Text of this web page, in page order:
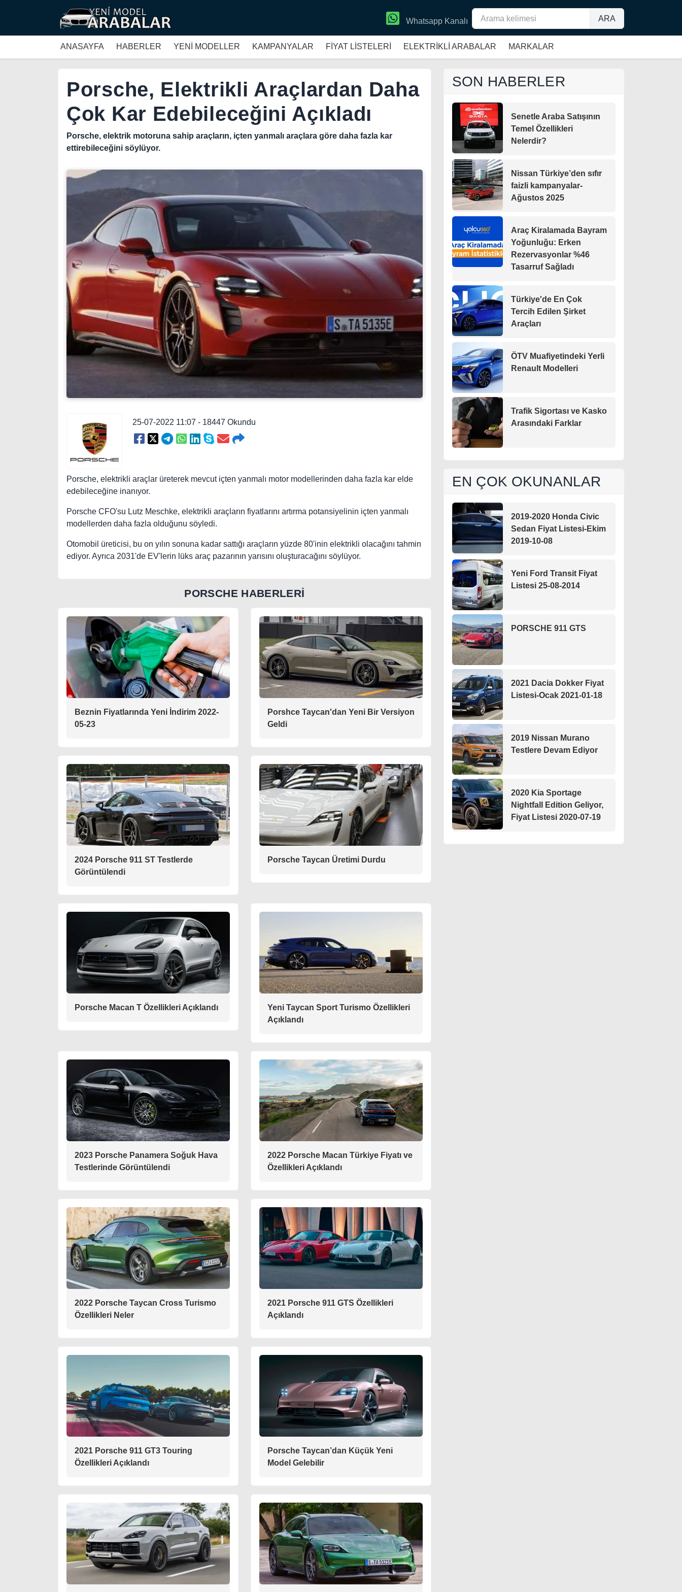
ARA
Whatsapp Kanalı
ANASAYFA HABERLER YENİ MODELLER KAMPANYALAR FİYAT LİSTELERİ ELEKTRİKLİ ARABALAR MARKALAR
Porsche, Elektrikli Araçlardan Daha
Çok Kar Edebileceğini Açıkladı
Porsche, elektrik motoruna sahip araçların, içten yanmalı araçlara göre daha fazla kar
ettirebileceğini söylüyor.
25-07-2022 11:07 - 18447 Okundu
Porsche, elektrikli araçlar üreterek mevcut içten yanmalı motor modellerinden daha fazla kar elde
edebileceğine inanıyor.
Porsche CFO'su Lutz Meschke, elektrikli araçların fiyatlarını artırma potansiyelinin içten yanmalı
modellerden daha fazla olduğunu söyledi.
Otomobil üreticisi, bu on yılın sonuna kadar sattığı araçların yüzde 80'inin elektrikli olacağını tahmin
ediyor. Ayrıca 2031'de EV'lerin lüks araç pazarının yarısını oluşturacağını söylüyor.
PORSCHE HABERLERİ
Beznin Fiyatlarında Yeni İndirim 2022-
05-23
Porshce Taycan'dan Yeni Bir Versiyon
Geldi
2024 Porsche 911 ST Testlerde
Görüntülendi
Porsche Taycan Üretimi Durdu
Porsche Macan T Özellikleri Açıklandı
Yeni Taycan Sport Turismo Özellikleri
Açıklandı
2023 Porsche Panamera Soğuk Hava
Testlerinde Görüntülendi
2022 Porsche Macan Türkiye Fiyatı ve
Özellikleri Açıklandı
2022 Porsche Taycan Cross Turismo
Özellikleri Neler
2021 Porsche 911 GTS Özellikleri
Açıklandı
2021 Porsche 911 GT3 Touring
Özellikleri Açıklandı
Porsche Taycan’dan Küçük Yeni
Model Gelebilir
SON HABERLER
Senetle Araba Satışının
Temel Özellikleri
Nelerdir?
Nissan Türkiye’den sıfır
faizli kampanyalar-
Ağustos 2025
Araç Kiralamada Bayram
Yoğunluğu: Erken
Rezervasyonlar %46
Tasarruf Sağladı
Türkiye'de En Çok
Tercih Edilen Şirket
Araçları
ÖTV Muafiyetindeki Yerli
Renault Modelleri
Trafik Sigortası ve Kasko
Arasındaki Farklar
EN ÇOK OKUNANLAR
2019-2020 Honda Civic
Sedan Fiyat Listesi-Ekim
2019-10-08
Yeni Ford Transit Fiyat
Listesi 25-08-2014
PORSCHE 911 GTS
2021 Dacia Dokker Fiyat
Listesi-Ocak 2021-01-18
2019 Nissan Murano
Testlere Devam Ediyor
2020 Kia Sportage
Nightfall Edition Geliyor,
Fiyat Listesi 2020-07-19